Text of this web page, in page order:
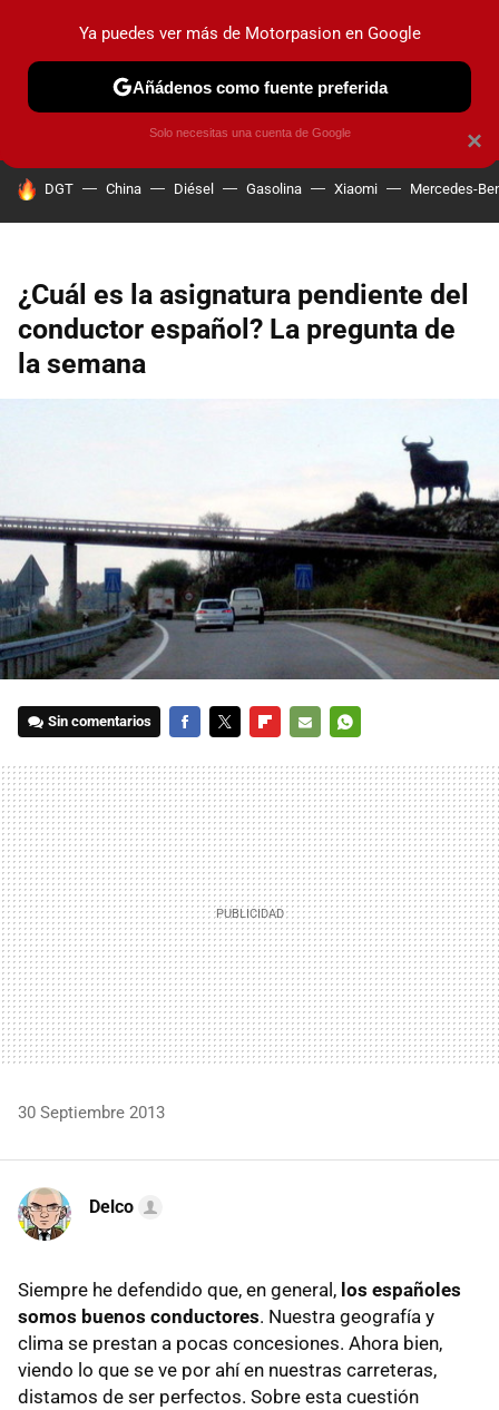
PRUEBAS COCHES ELÉCTRICOS OBSERVATORIO
HOY SE HABLA DE
DGT China Diésel Gasolina Xiaomi Mercedes-
¿Cuál es la asignatura pendiente del
conductor español? La pregunta de
la semana
Sin comentarios
MAIL
30 Septiembre 2013
Delco
Siempre he defendido que, en general, los españoles
somos buenos conductores. Nuestra geografía y
clima se prestan a pocas concesiones. Ahora bien,
viendo lo que se ve por ahí en nuestras carreteras,
distamos de ser perfectos. Sobre esta cuestión
×
Ya puedes ver más de Motorpasion en Google
Añádenos como fuente preferida
Solo necesitas una cuenta de Google